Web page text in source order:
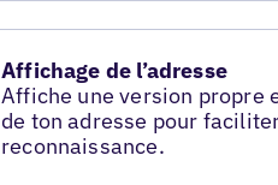
Affichage de l’adresse
Affiche une version propre
de ton adresse pour
reconnaissance.